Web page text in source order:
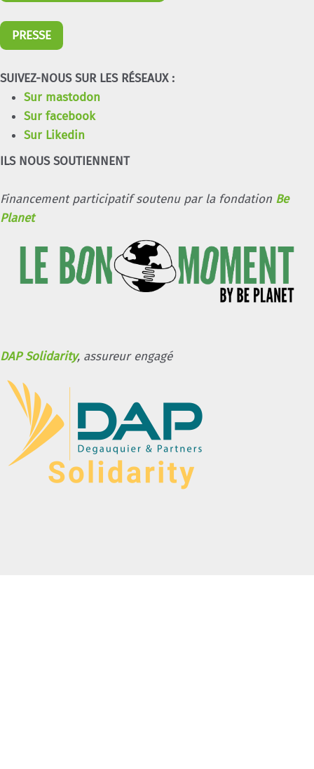
PRESSE
SUIVEZ-NOUS SUR LES RÉSEAUX :
Sur mastodon
Sur facebook
Sur Likedin
ILS NOUS SOUTIENNENT
Financement participatif soutenu par la fondation Be
Planet
DAP Solidarity, assureur engagé